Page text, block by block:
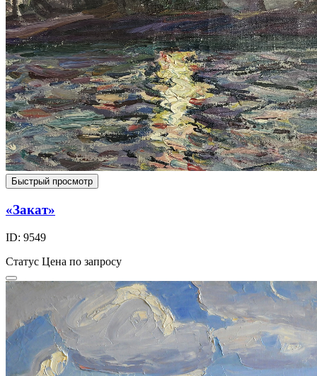
Быстрый просмотр
«Закат»
ID: 9549
Статус Цена по запросу